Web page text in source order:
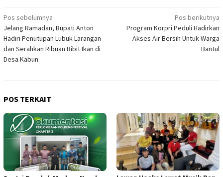
Navigasi
pos
Pos sebelumnya
Jelang Ramadan, Bupati Anton
Hadiri Penutupan Lubuk Larangan
dan Serahkan Ribuan Bibit Ikan di
Desa Kabun
Pos berikutnya
Program Korpri Peduli Hadirkan
Akses Air Bersih Untuk Warga
Bantul
POS TERKAIT